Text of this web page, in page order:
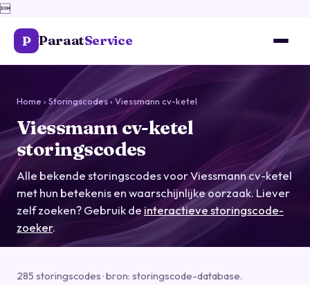

P ParaatService
Home › Storingscodes› Viessmann cv-ketel
Viessmann cv-ketel
storingscodes
Alle bekende storingscodes voor Viessmann cv-ketel
met hun betekenis en waarschijnlijke oorzaak. Liever
zelf zoeken? Gebruik deinteractieve storingscode-
zoeker.
285 storingscodes · bron: storingscode-database.